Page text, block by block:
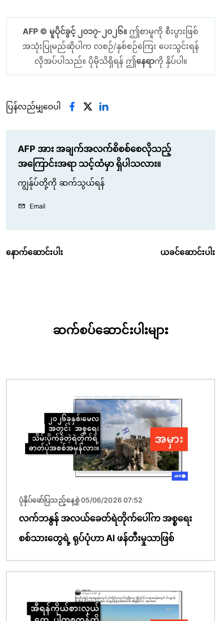
AFP © မူပိုင်ခွင့် ၂၀၁၇-၂၀၂၆။ ဤစာမူကို စီးပွားဖြစ်
အသုံးပြုမည်ဆိုပါက လစဉ်/နှစ်စဉ်ကြေး ပေးသွင်းရန်
လိုအပ်ပါသည်။ ပိုမိုသိရှိရန် ဤနေရာကို နှိပ်ပါ။
ပြန်လည်မျှဝေပါ
AFP အား အချက်အလက်စိစစ်စေလိုသည့်
အကြောင်းအရာ သင့်ထံမှာ ရှိပါသလား။
ကျွန်ုပ်တို့ကို ဆက်သွယ်ရန်
Email
နောက်ဆောင်းပါး ယခင်ဆောင်းပါး
ဆက်စပ်ဆောင်းပါးများ
ပုံနှိပ်ဖော်ပြသည့်နေ့စွဲ 05/06/2026 07:52
လက်ဘနွန် အလယ်ခေတ်ရဲတိုက်ပေါ်က အစ္စရေး
စစ်သားတွေရဲ့ ရုပ်ပုံဟာ AI ဖန်တီးမှုသာဖြစ်